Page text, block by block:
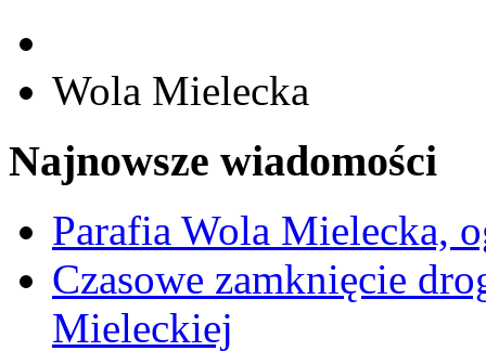
Wola Mielecka
Najnowsze wiadomości
Parafia Wola Mielecka,
Czasowe zamknięcie
Mieleckiej